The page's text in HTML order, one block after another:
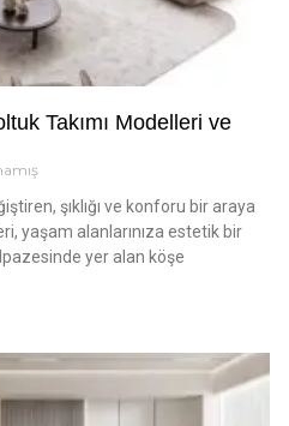
Takımı Modelleri ve
şıklığı ve konforu bir araya
yaşam alanlarınıza estetik bir
yer alan köşe